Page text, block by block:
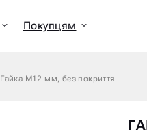
Покупцям
Гайка М12 мм, без покриття